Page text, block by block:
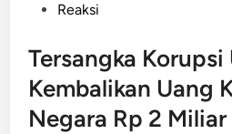
Reaksi
Tersangka Korupsi
Kembalikan Uang
Negara Rp 2 Miliar